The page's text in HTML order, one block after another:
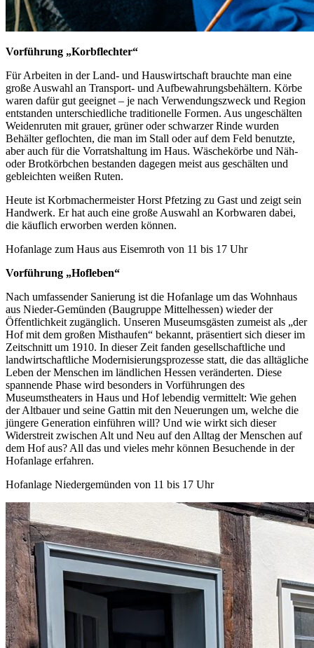
Vorführung „Korbflechter“
Für Arbeiten in der Land- und Hauswirtschaft brauchte man eine
große Auswahl an Transport- und Aufbewahrungsbehältern. Körbe
waren dafür gut geeignet – je nach Verwendungszweck und Region
entstanden unterschiedliche traditionelle Formen. Aus ungeschälten
Weidenruten mit grauer, grüner oder schwarzer Rinde wurden
Behälter geflochten, die man im Stall oder auf dem Feld benutzte,
aber auch für die Vorratshaltung im Haus. Wäschekörbe und Näh-
oder Brotkörbchen bestanden dagegen meist aus geschälten und
gebleichten weißen Ruten.
Heute ist Korbmachermeister Horst Pfetzing zu Gast und zeigt sein
Handwerk. Er hat auch eine große Auswahl an Korbwaren dabei,
die käuflich erworben werden können.
Hofanlage zum Haus aus Eisemroth von 11 bis 17 Uhr
Vorführung „Hofleben“
Nach umfassender Sanierung ist die Hofanlage um das Wohnhaus
aus Nieder-Gemünden (Baugruppe Mittelhessen) wieder der
Öffentlichkeit zugänglich. Unseren Museumsgästen zumeist als „der
Hof mit dem großen Misthaufen“ bekannt, präsentiert sich dieser im
Zeitschnitt um 1910. In dieser Zeit fanden gesellschaftliche und
landwirtschaftliche Modernisierungsprozesse statt, die das alltägliche
Leben der Menschen im ländlichen Hessen veränderten. Diese
spannende Phase wird besonders in Vorführungen des
Museumstheaters in Haus und Hof lebendig vermittelt: Wie gehen
der Altbauer und seine Gattin mit den Neuerungen um, welche die
jüngere Generation einführen will? Und wie wirkt sich dieser
Widerstreit zwischen Alt und Neu auf den Alltag der Menschen auf
dem Hof aus? All das und vieles mehr können Besuchende in der
Hofanlage erfahren.
Hofanlage Niedergemünden von 11 bis 17 Uhr